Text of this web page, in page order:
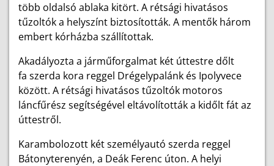
több oldalsó ablaka kitört. A rétsági hivatásos
tűzoltók a helyszínt biztosították. A mentők három
embert kórházba szállítottak.
Akadályozta a járműforgalmat két úttestre dőlt
fa szerda kora reggel Drégelypalánk és Ipolyvece
között. A rétsági hivatásos tűzoltók motoros
láncfűrész segítségével eltávolították a kidőlt fát az
úttestről.
Karambolozott két személyautó szerda reggel
Bátonyterenyén, a Deák Ferenc úton. A helyi